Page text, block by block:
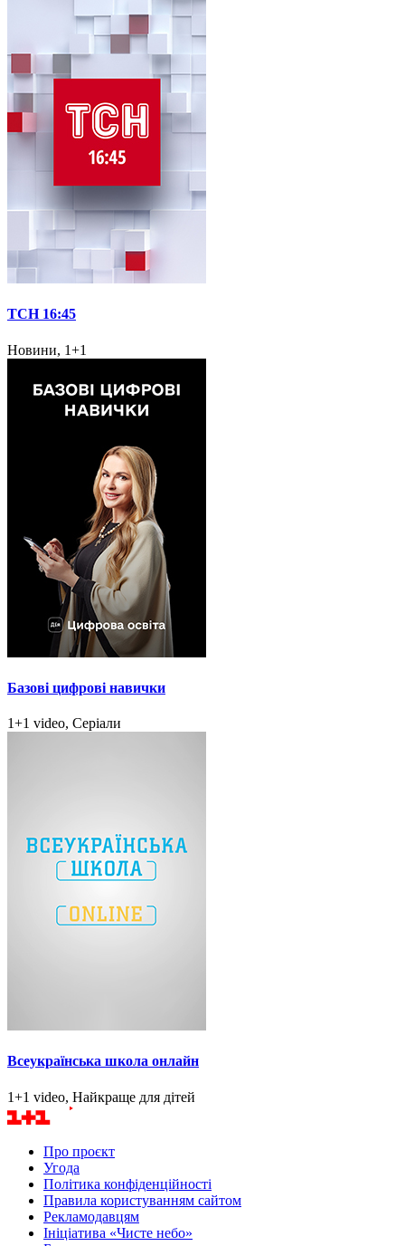
ТСН 16:45
Новини, 1+1
Базові цифрові навички
1+1 video, Серіали
Всеукраїнська школа онлайн
1+1 video, Найкраще для дітей
Про проєкт
Угода
Політика конфіденційності
Правила користуванням сайтом
Рекламодавцям
Ініціатива «Чисте небо»